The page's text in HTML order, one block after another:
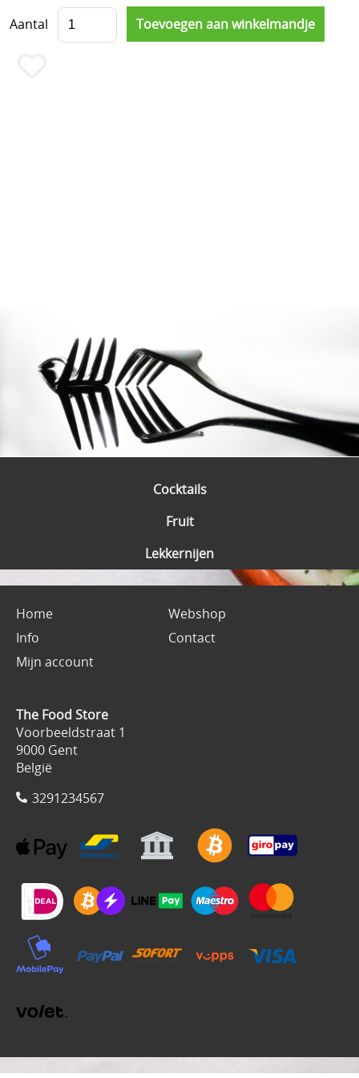
Cocktails
Fruit
Lekkernijen
Aantal
Home
Webshop
Info
Contact
Mijn account
The Food Store
Voorbeeldstraat 1
9000 Gent
België
3291234567